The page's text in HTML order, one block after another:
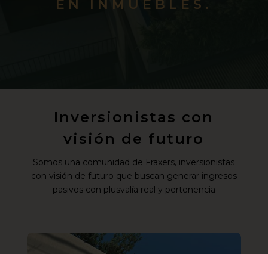
EN INMUEBLES.
Inversionistas con
visión de futuro
Somos una comunidad de Fraxers, inversionistas
con visión de futuro que buscan generar ingresos
pasivos con plusvalía real y pertenencia